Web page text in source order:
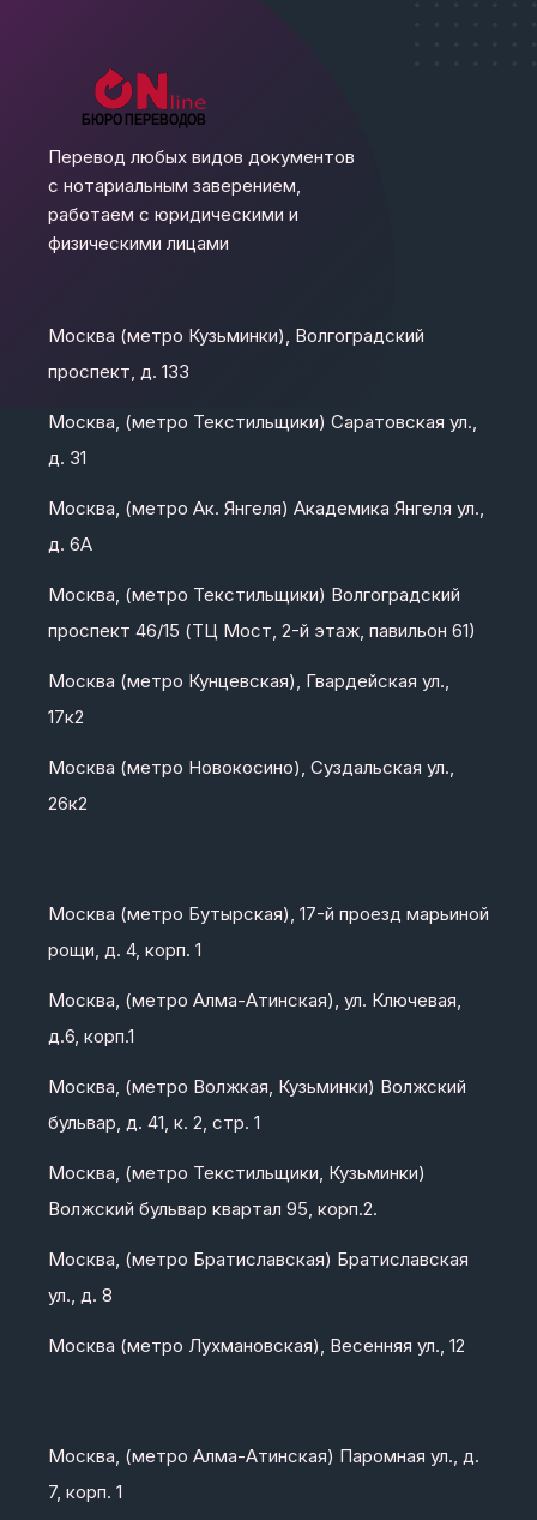
Перевод любых видов документов
с нотариальным заверением,
работаем с юридическими и
физическими лицами
Москва (метро Кузьминки), Волгоградский
проспект, д. 133
Москва, (метро Текстильщики) Саратовская ул.,
д. 31
Москва, (метро Ак. Янгеля) Академика Янгеля ул.,
д. 6А
Москва, (метро Текстильщики) Волгоградский
проспект 46/15 (ТЦ Мост, 2-й этаж, павильон 61)
Москва (метро Кунцевская), Гвардейская ул.,
17к2
Москва (метро Новокосино), Суздальская ул.,
26к2
Москва (метро Бутырская), 17-й проезд марьиной
рощи, д. 4, корп. 1
Москва, (метро Алма-Атинская), ул. Ключевая,
д.6, корп.1
Москва, (метро Волжкая, Кузьминки) Волжский
бульвар, д. 41, к. 2, стр. 1
Москва, (метро Текстильщики, Кузьминки)
Волжский бульвар квартал 95, корп.2.
Москва, (метро Братиславская) Братиславская
ул., д. 8
Москва (метро Лухмановская), Весенняя ул., 12
Москва, (метро Алма-Атинская) Паромная ул., д.
7, корп. 1